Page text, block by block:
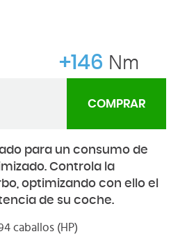
+146 Nm
COMPRAR
para un consumo de
Controla la
optimizando con ello el
de su coche.
caballos (HP)